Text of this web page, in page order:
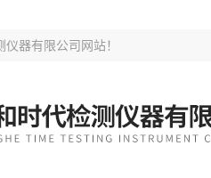
仪器有限公司网站！